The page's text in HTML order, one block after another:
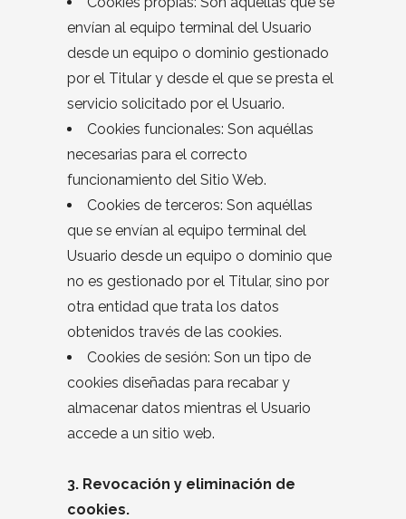
envían al equipo terminal del Usuario
desde un equipo o dominio gestionado
por el Titular y desde el que se presta el
servicio solicitado por el Usuario.
Cookies funcionales: Son aquéllas
necesarias para el correcto
funcionamiento del Sitio Web.
Cookies de terceros: Son aquéllas
que se envían al equipo terminal del
Usuario desde un equipo o dominio que
no es gestionado por el Titular, sino por
otra entidad que trata los datos
obtenidos través de las cookies.
Cookies de sesión: Son un tipo de
cookies diseñadas para recabar y
almacenar datos mientras el Usuario
accede a un sitio web.
3. Revocación y eliminación de
cookies.